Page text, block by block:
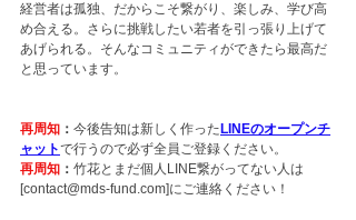
経営者は孤独、だからこそ繋がり、楽しみ、学び高
め合える。さらに挑戦したい若者を引っ張り上げて
あげられる。そんなコミュニティができたら最高だ
と思っています。
再周知 ： 今後告知は新しく作った LINEのオープンチ
ャットで行うので必ず全員ご登録ください。
再周知 ： 竹花とまだ個人LINE繋がってない人は
[contact@mds-fund.com]にご連絡ください！